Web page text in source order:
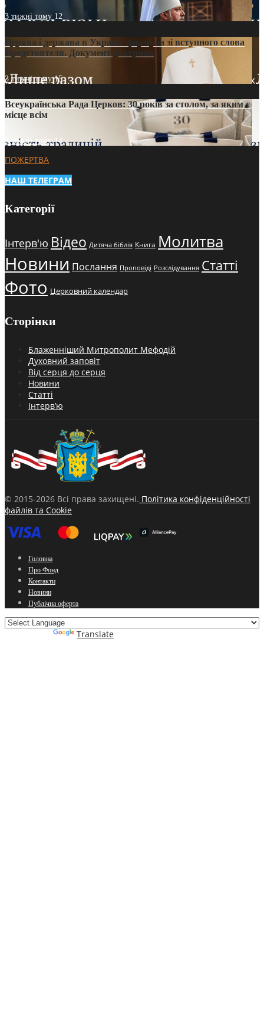
3 тижні тому 12
Церква і держава в Україні: формула зі вступного слова
Предстоятеля. Документ доктрини
3 тижні тому15
Всеукраїнська Рада Церков: 30 років за столом, за яким є
місце всім
3 тижні тому14
ПОЖЕРТВА
НАШ ТЕЛЕГРАМ
Категорії
Інтерв'ю Відео Дитяча біблія Книга Молитва
Новини Послання Проповіді Розслідування Статті
Фото Церковний календар
Сторінки
Блаженніший Митрополит Мефодій
Духовний заповіт
Від серця до серця
Новини
Статті
Інтерв’ю
© 2015-2026 Всі права захищені. Політика конфіденційності
файлів та Cookie
Головна
Про Фонд
Контакти
Новини
Публічна оферта
Translate